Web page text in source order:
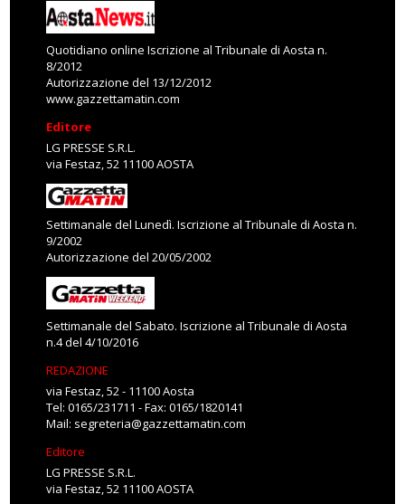
Quotidiano online Iscrizione al Tribunale di Aosta n.
8/2012
Autorizzazione del 13/12/2012
www.gazzettamatin.com
Editore
LG PRESSE S.R.L.
via Festaz, 52 11100 AOSTA
Settimanale del Lunedì. Iscrizione al Tribunale di Aosta n.
9/2002
Autorizzazione del 20/05/2002
Settimanale del Sabato. Iscrizione al Tribunale di Aosta
n.4 del 4/10/2016
REDAZIONE
via Festaz, 52 - 11100 Aosta
Tel: 0165/231711 - Fax: 0165/1820141
Mail: segreteria@gazzettamatin.com
Editore
LG PRESSE S.R.L.
via Festaz, 52 11100 AOSTA